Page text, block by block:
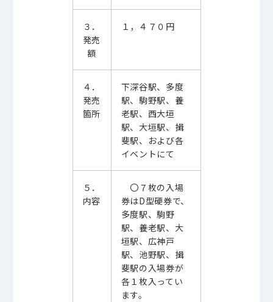
３．
発売
額
１，４７０円
４．
発売
箇所
下深谷駅、多度
駅、駒野駅、養
老駅、西大垣
駅、大垣駅、揖
斐駅、および各
イベントにて
５．
内容
〇７枚の入場
券はD型硬券で、
多度駅、駒野
駅、養老駅、大
垣駅、広神戸
駅、池野駅、揖
斐駅の入場券が
各１枚入ってい
ます。